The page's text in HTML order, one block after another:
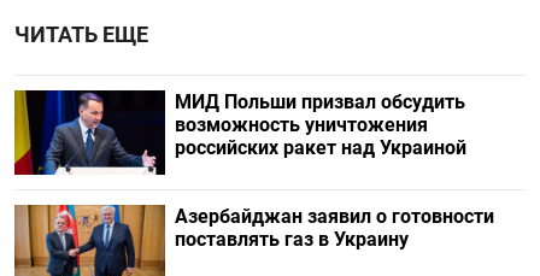
ЧИТАТЬ ЕЩЕ
МИД Польши призвал обсудить
возможность уничтожения
российских ракет над Украиной
Азербайджан заявил о готовности
поставлять газ в Украину